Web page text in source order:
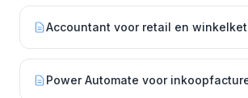
Accountant voor retail en
Power Automate voor